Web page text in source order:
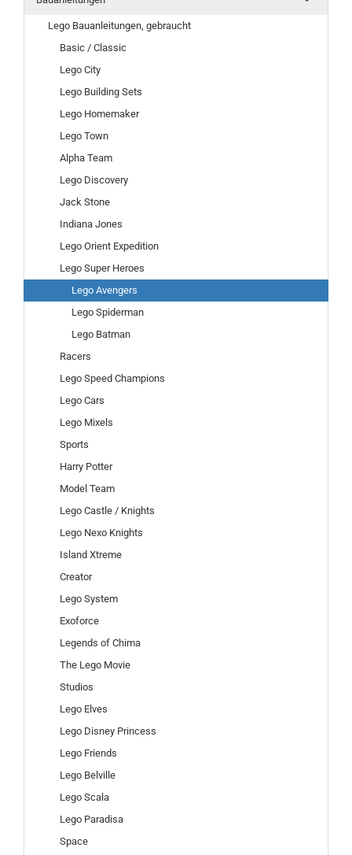
Lego Bauanleitungen, gebraucht
Basic / Classic
Lego City
Lego Building Sets
Lego Homemaker
Lego Town
Alpha Team
Lego Discovery
Jack Stone
Indiana Jones
Lego Orient Expedition
Lego Super Heroes
Lego Avengers
Lego Spiderman
Lego Batman
Racers
Lego Speed Champions
Lego Cars
Lego Mixels
Sports
Harry Potter
Model Team
Lego Castle / Knights
Lego Nexo Knights
Island Xtreme
Creator
Lego System
Exoforce
Legends of Chima
The Lego Movie
Studios
Lego Elves
Lego Disney Princess
Lego Friends
Lego Belville
Lego Scala
Lego Paradisa
Space